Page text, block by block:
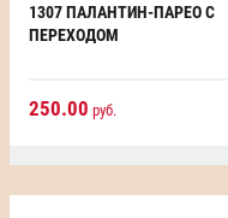
1307 ПАЛАНТИН-ПАРЕО С
ПЕРЕХОДОМ
250.00 руб.